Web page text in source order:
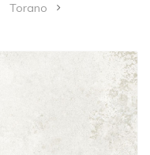
Torano